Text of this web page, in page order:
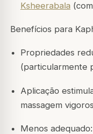
Ksheerabala
Benefícios para
Propriedades
(particularmente
Aplicação
massagem
Menos adequado: